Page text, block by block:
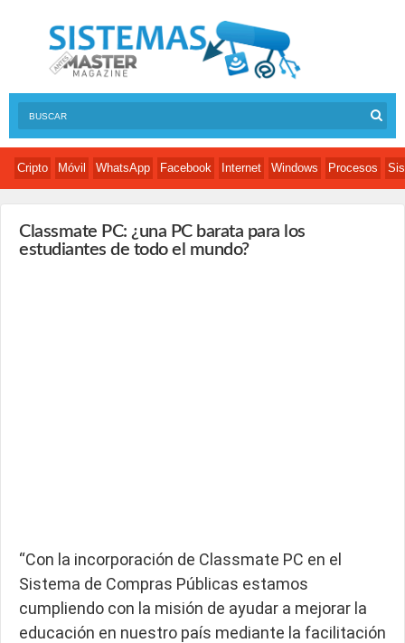
Cripto Móvil WhatsApp Facebook Internet Windows Procesos
Classmate PC: ¿una PC barata para los
estudiantes de todo el mundo?
“Con la incorporación de Classmate PC en el
Sistema de Compras Públicas estamos
cumpliendo con la misión de ayudar a mejorar la
educación en nuestro país mediante la facilitación